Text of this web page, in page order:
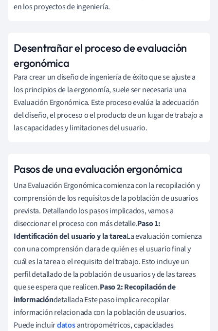
en los proyectos de ingeniería.
Desentrañar el proceso de evaluación
ergonómica
Para crear un diseño de ingeniería de éxito que se ajuste a
los principios de la ergonomía, suele ser necesaria una
Evaluación Ergonómica. Este proceso evalúa la adecuación
del diseño, el proceso o el producto de un lugar de trabajo a
las capacidades y limitaciones del usuario.
Pasos de una evaluación ergonómica
Una Evaluación Ergonómica comienza con la recopilación y
comprensión de los requisitos de la población de usuarios
prevista. Detallando los pasos implicados, vamos a
diseccionar el proceso con más detalle.Paso 1:
Identificación del usuario y la tareaLa evaluación comienza
con una comprensión clara de quién es el usuario final y
cuál es la tarea o el requisito del trabajo. Esto incluye un
perfil detallado de la población de usuarios y de las tareas
que se espera que realicen.Paso 2: Recopilación de
informacióndetallada Este paso implica recopilar
información relacionada con la población de usuarios.
Puede incluirdatosantropométricos, capacidades